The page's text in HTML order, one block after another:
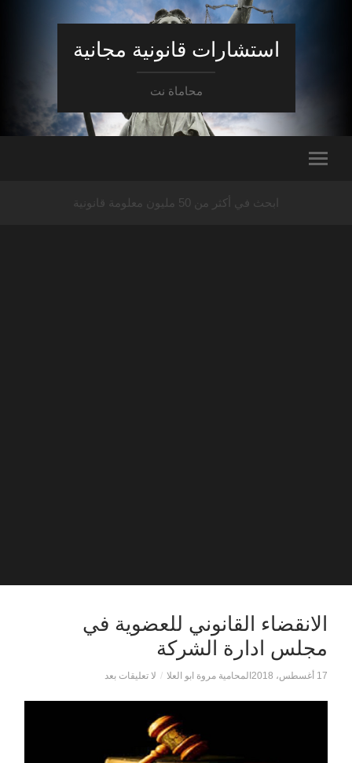
استشارات قانونية مجانية
محاماة نت
ابحث في أكثر من 50 مليون معلومة قانونية
الانقضاء القانوني للعضوية في
مجلس ادارة الشركة
17 أغسطس، 2018 المحامية مروة ابو العلا / لا تعليقات بعد